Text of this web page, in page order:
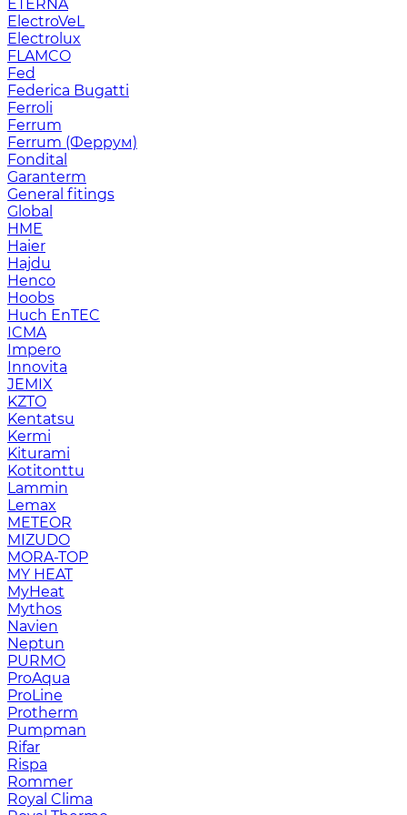
ETERNA
ElectroVeL
Electrolux
FLAMCO
Fed
Federica Bugatti
Ferroli
Ferrum
Ferrum (Феррум)
Fondital
Garanterm
General fitings
Global
HME
Haier
Hajdu
Henco
Hoobs
Huch EnTEC
ICMA
Impero
Innovita
JEMIX
KZTO
Kentatsu
Kermi
Kiturami
Kotitonttu
Lammin
Lemax
METEOR
MIZUDO
MORA-TOP
MY HEAT
MyHeat
Mythos
Navien
Neptun
PURMO
ProAqua
ProLine
Protherm
Pumpman
Rifar
Rispa
Rommer
Royal Clima